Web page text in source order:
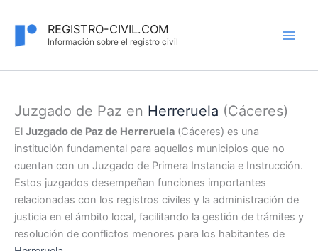
contenido
REGISTRO-CIVIL.COM
Información sobre el registro civil
Juzgado de Paz en Herreruela (Cáceres)
El Juzgado de Paz de Herreruela (Cáceres) es una
institución fundamental para aquellos municipios que no
cuentan con un Juzgado de Primera Instancia e Instrucción.
Estos juzgados desempeñan funciones importantes
relacionadas con los registros civiles y la administración de
justicia en el ámbito local, facilitando la gestión de trámites y
resolución de conflictos menores para los habitantes de